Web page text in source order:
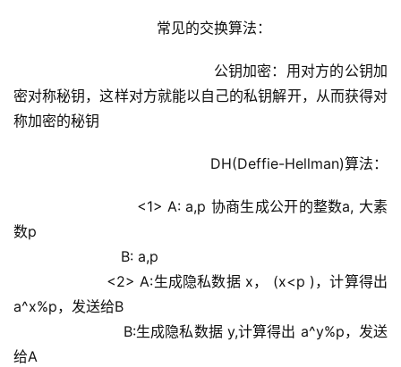
			        常见的交换算法：
密对称秘钥，这样对方就能以自己的私钥解开，从而获得对
称加密的秘钥
				            DH(Deffie-Hellman)算法：
<1> A: a,p 协商生成公开的整数a, 大素
数p
B: a,p
<2> A:生成隐私数据 x， (x<p )，计算得出
a^x%p，发送给B
B:生成隐私数据 y,计算得出 a^y%p，发送
给A